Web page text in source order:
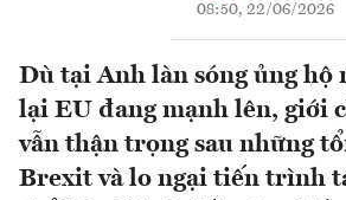
08:50, 22/06/2026
Dù tại Anh làn sóng ủng hộ
lại EU đang mạnh lên, giới
vẫn thận trọng sau những
Brexit và lo ngại tiến trình